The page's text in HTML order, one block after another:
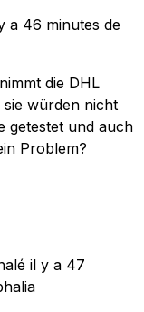
a 46 minutes de
die DHL
sie würden nicht
getestet und auch
Problem?
il y a 47